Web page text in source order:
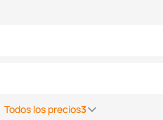
Todos los precios3